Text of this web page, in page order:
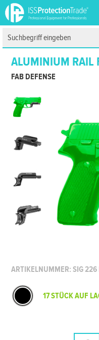
ALUMINIUM RAIL
FAB DEFENSE
ARTIKELNUMMER: SIG 226
17 STÜCK AUF